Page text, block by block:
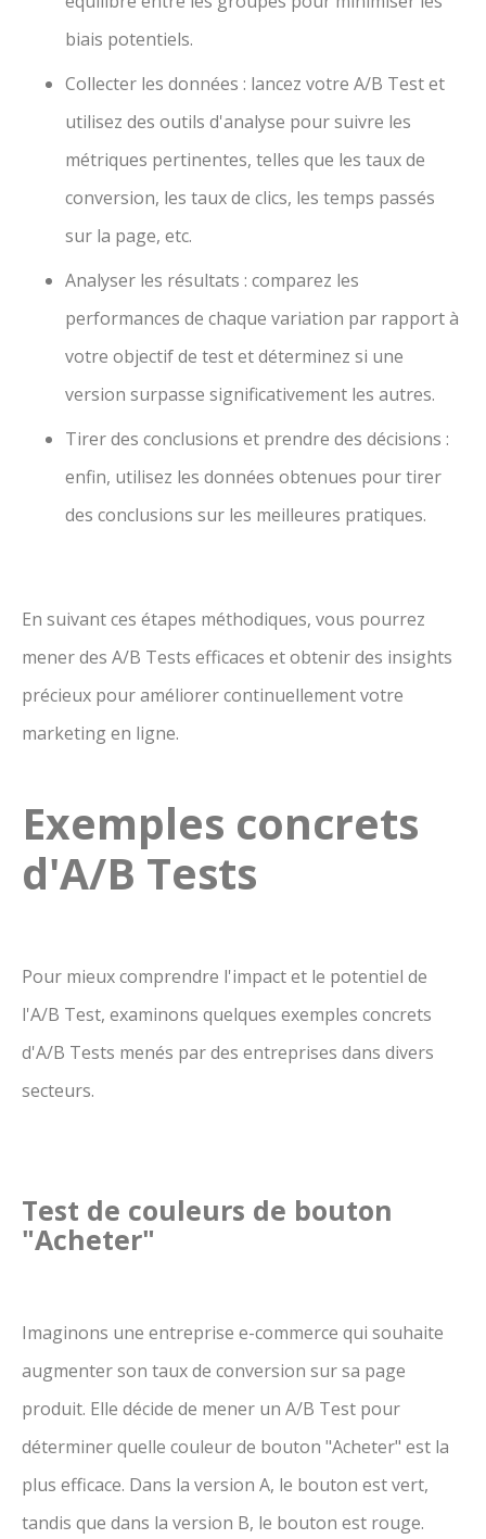
biais potentiels.
Collecter les données : lancez votre A/B Test et
utilisez des outils d'analyse pour suivre les
métriques pertinentes, telles que les taux de
conversion, les taux de clics, les temps passés
sur la page, etc.
Analyser les résultats : comparez les
performances de chaque variation par rapport à
votre objectif de test et déterminez si une
version surpasse significativement les autres.
Tirer des conclusions et prendre des décisions :
enfin, utilisez les données obtenues pour tirer
des conclusions sur les meilleures pratiques.
En suivant ces étapes méthodiques, vous pourrez
mener des A/B Tests efficaces et obtenir des insights
précieux pour améliorer continuellement votre
marketing en ligne.
Exemples concrets
d'A/B Tests
Pour mieux comprendre l'impact et le potentiel de
l'A/B Test, examinons quelques exemples concrets
d'A/B Tests menés par des entreprises dans divers
secteurs.
Test de couleurs de bouton
"Acheter"
Imaginons une entreprise e-commerce qui souhaite
augmenter son taux de conversion sur sa page
produit. Elle décide de mener un A/B Test pour
déterminer quelle couleur de bouton "Acheter" est la
plus efficace. Dans la version A, le bouton est vert,
tandis que dans la version B, le bouton est rouge.